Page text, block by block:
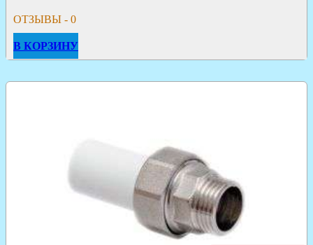
ОТЗЫВЫ - 0
В КОРЗИНУ